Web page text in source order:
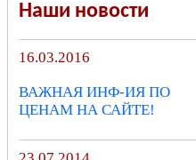
Наши новости
16.03.2016
ВАЖНАЯ ИНФ-ИЯ ПО
ЦЕНАМ НА САЙТЕ!